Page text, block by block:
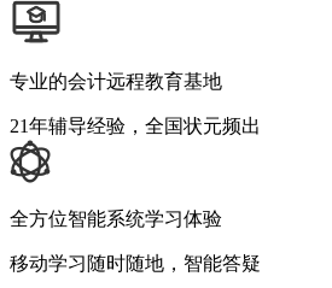
专业的会计远程教育基地
21年辅导经验，全国状元频出
全方位智能系统学习体验
移动学习随时随地，智能答疑